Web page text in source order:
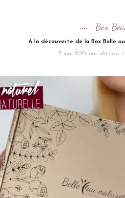
Box
A la découverte de la Box Belle
7 mai 2019 par alittleb /